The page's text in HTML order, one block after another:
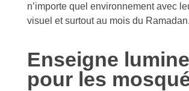
n’importe quel environnement avec
visuel et surtout au mois du Ramadan.
Enseigne
pour les